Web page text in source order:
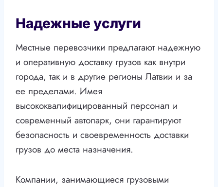
Надежные услуги
Местные перевозчики предлагают надежную
и оперативную доставку грузов как внутри
города, так и в другие регионы Латвии и за
ее пределами. Имея
высококвалифицированный персонал и
современный автопарк, они гарантируют
безопасность и своевременность доставки
грузов до места назначения.
Компании, занимающиеся грузовыми